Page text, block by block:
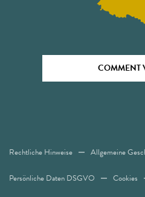
COMMENT
Rechtliche Hinweise Allgemeine
Persönliche Daten DSGVO Cookies